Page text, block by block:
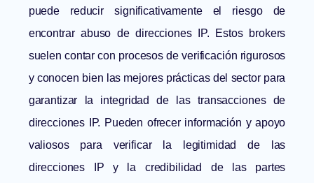
puede reducir significativamente el riesgo de
encontrar abuso de direcciones IP. Estos brokers
suelen contar con procesos de verificación rigurosos
y conocen bien las mejores prácticas del sector para
garantizar la integridad de las transacciones de
direcciones IP. Pueden ofrecer información y apoyo
valiosos para verificar la legitimidad de las
direcciones IP y la credibilidad de las partes